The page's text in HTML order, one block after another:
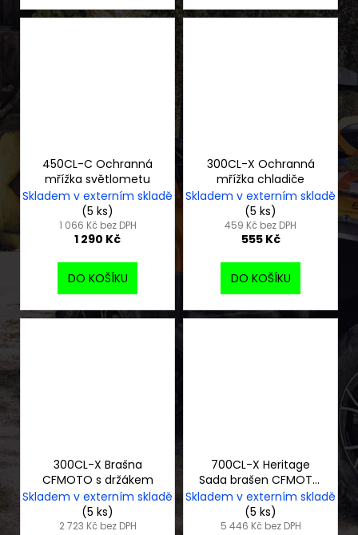
450CL-C Ochranná
mřížka světlometu
Skladem v externím skladě
(5 ks)
1 066 Kč bez DPH
1 290 Kč
DO KOŠÍKU
300CL-X Ochranná
mřížka chladiče
Skladem v externím skladě
(5 ks)
459 Kč bez DPH
555 Kč
DO KOŠÍKU
300CL-X Brašna
CFMOTO s držákem
Skladem v externím skladě
(5 ks)
2 723 Kč bez DPH
700CL-X Heritage
Sada brašen CFMOTO
s držáky
Skladem v externím skladě
(5 ks)
5 446 Kč bez DPH